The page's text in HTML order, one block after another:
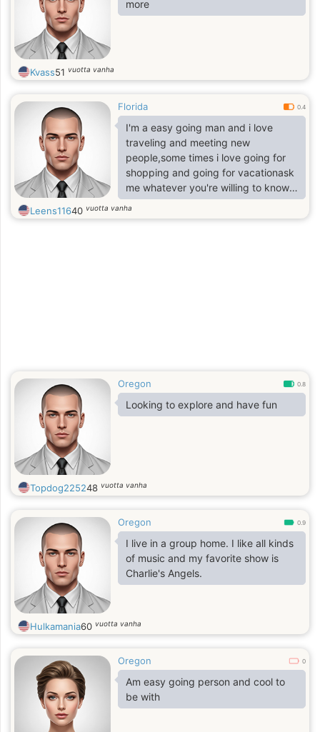
more
Kvass51 vuotta vanha
Florida 0.4
I'm a easy going man and i love
traveling and meeting new
people,some times i love going for
shopping and going for vacationask
me whatever you're willing to know
abut me
Leens11640 vuotta vanha
Oregon 0.8
Looking to explore and have fun
Topdog225248 vuotta vanha
Oregon 0.9
I live in a group home. I like all kinds
of music and my favorite show is
Charlie's Angels.
Hulkamania60 vuotta vanha
Oregon 0
Am easy going person and cool to
be with